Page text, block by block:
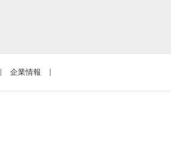
企業情報